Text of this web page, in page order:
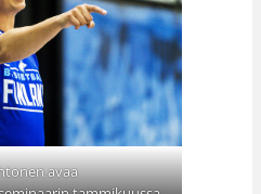
avaa